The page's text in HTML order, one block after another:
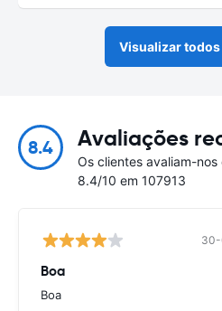
Visualizar
8.4 Avaliações
Os clientes avaliam-
8.4/10 em 107913
Boa
Boa